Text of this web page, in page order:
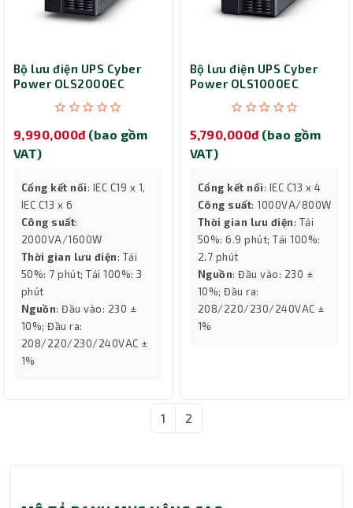
Bộ lưu điện UPS Cyber
Power OLS2000EC
9,990,000đ (bao gồm
VAT)
Cổng kết nối: IEC C19 x 1,
IEC C13 x 6
Công suất:
2000VA/1600W
Thời gian lưu điện: Tải
50%: 7 phút; Tải 100%: 3
phút
Nguồn: Đầu vào: 230 ±
10%; Đầu ra:
208/220/230/240VAC ±
1%
Bộ lưu điện UPS Cyber
Power OLS1000EC
5,790,000đ (bao gồm
VAT)
Cổng kết nối: IEC C13 x 4
Công suất: 1000VA/800W
Thời gian lưu điện: Tải
50%: 6.9 phút; Tải 100%:
2.7 phút
Nguồn: Đầu vào: 230 ±
10%; Đầu ra:
208/220/230/240VAC ±
1%
1 2